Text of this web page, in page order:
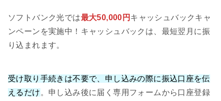
ソフトバンク光では最大50,000円 キャッシュバックキャ
ンペーンを実施中！キャッシュバックは、最短翌月に振
り込まれます。
受け取り手続きは不要で、申し込みの際に振込口座を伝
えるだけ 。申し込み後に届く専用フォームから口座登録